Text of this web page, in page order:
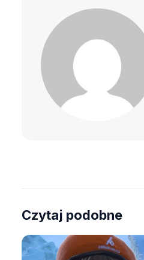
Czytaj podobne